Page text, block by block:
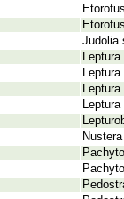
Judolia